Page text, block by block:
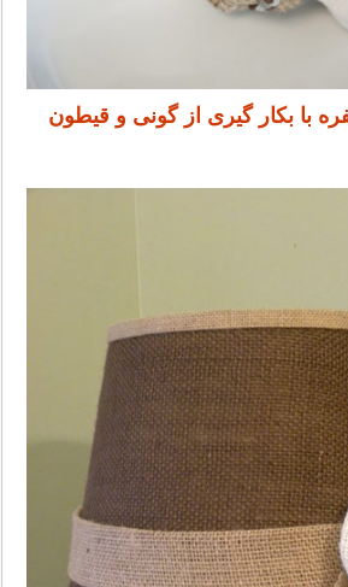
با بکار گیری از گونی و قیطون